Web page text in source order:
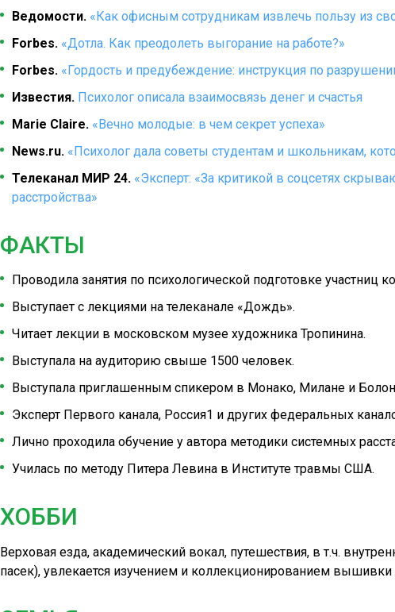
Ведомости. «Как офисным сотрудникам извлечь пользу из
Forbes. «Дотла. Как преодолеть выгорание на работе?»
Forbes. «Гордость и предубеждение: инструкция по
Известия. Психолог описала взаимосвязь денег и счастья
Marie Claire. «Вечно молодые: в чем секрет успеха»
News.ru. «Психолог дала советы студентам и школьникам,
Телеканал МИР 24. «Эксперт: «За критикой в соцсетях
расстройства»
ФАКТЫ
Проводила занятия по психологической подготовке участниц
Выступает с лекциями на телеканале «Дождь».
Читает лекции в московском музее художника Тропинина.
Выступала на аудиторию свыше 1500 человек.
Выступала приглашенным спикером в Монако, Милане и
Эксперт Первого канала, Россия1 и других федеральных
Лично проходила обучение у автора методики системных
Училась по методу Питера Левина в Институте травмы США.
ХОББИ
Верховая езда, академический вокал, путешествия, в т.ч.
пасек), увлекается изучением и коллекционированием вышивки